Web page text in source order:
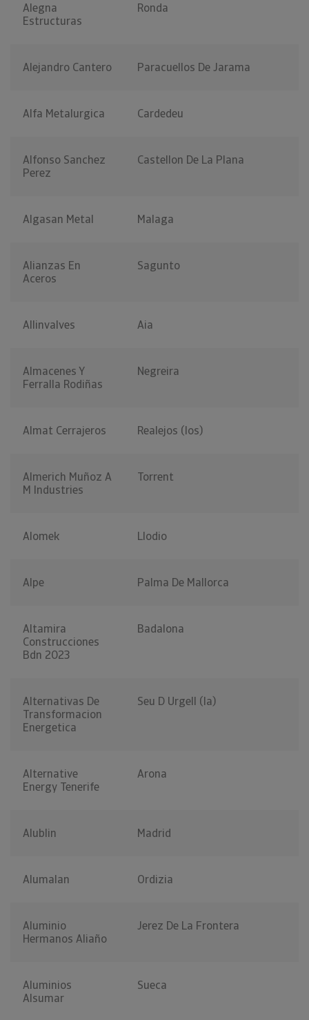
Alegna
Estructuras
Ronda
Alejandro Cantero Paracuellos De Jarama
Alfa Metalurgica Cardedeu
Alfonso Sanchez
Perez
Castellon De La Plana
Algasan Metal Malaga
Alianzas En
Aceros
Sagunto
Allinvalves Aia
Almacenes Y
Ferralla Rodiñas
Negreira
Almat Cerrajeros Realejos (los)
Almerich Muñoz A
M Industries
Torrent
Alomek Llodio
Alpe Palma De Mallorca
Altamira
Construcciones
Bdn 2023
Badalona
Alternativas De
Transformacion
Energetica
Seu D Urgell (la)
Alternative
Energy Tenerife
Arona
Alublin Madrid
Alumalan Ordizia
Aluminio
Hermanos Aliaño
Jerez De La Frontera
Aluminios
Alsumar
Sueca